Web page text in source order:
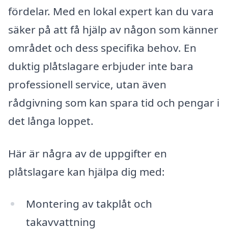
fördelar. Med en lokal expert kan du vara
säker på att få hjälp av någon som känner
området och dess specifika behov. En
duktig plåtslagare erbjuder inte bara
professionell service, utan även
rådgivning som kan spara tid och pengar i
det långa loppet.
Här är några av de uppgifter en
plåtslagare kan hjälpa dig med:
Montering av takplåt och
takavvattning